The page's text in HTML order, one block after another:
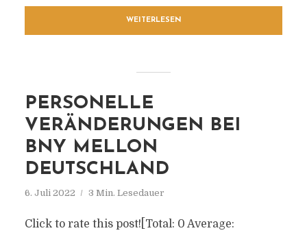
WEITERLESEN
PERSONELLE
VERÄNDERUNGEN BEI
BNY MELLON
DEUTSCHLAND
6. Juli 2022 3 Min. Lesedauer
Click to rate this post![Total: 0 Average: